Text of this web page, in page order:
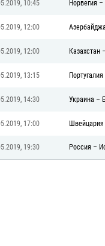
10:45 Норвегия –
12:00
12:00 Казахстан –
13:15 Португалия
14:30 Украина –
17:00 Швейцария
19:30 Россия –